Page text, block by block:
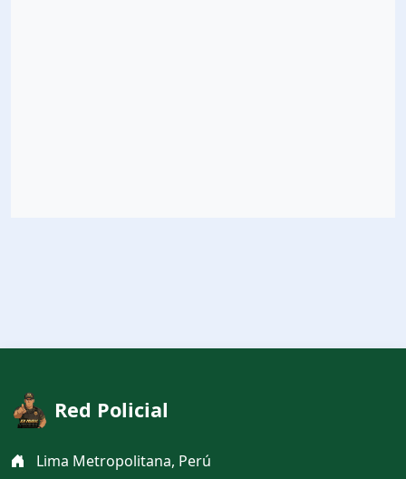
Red Policial
Lima Metropolitana, Perú